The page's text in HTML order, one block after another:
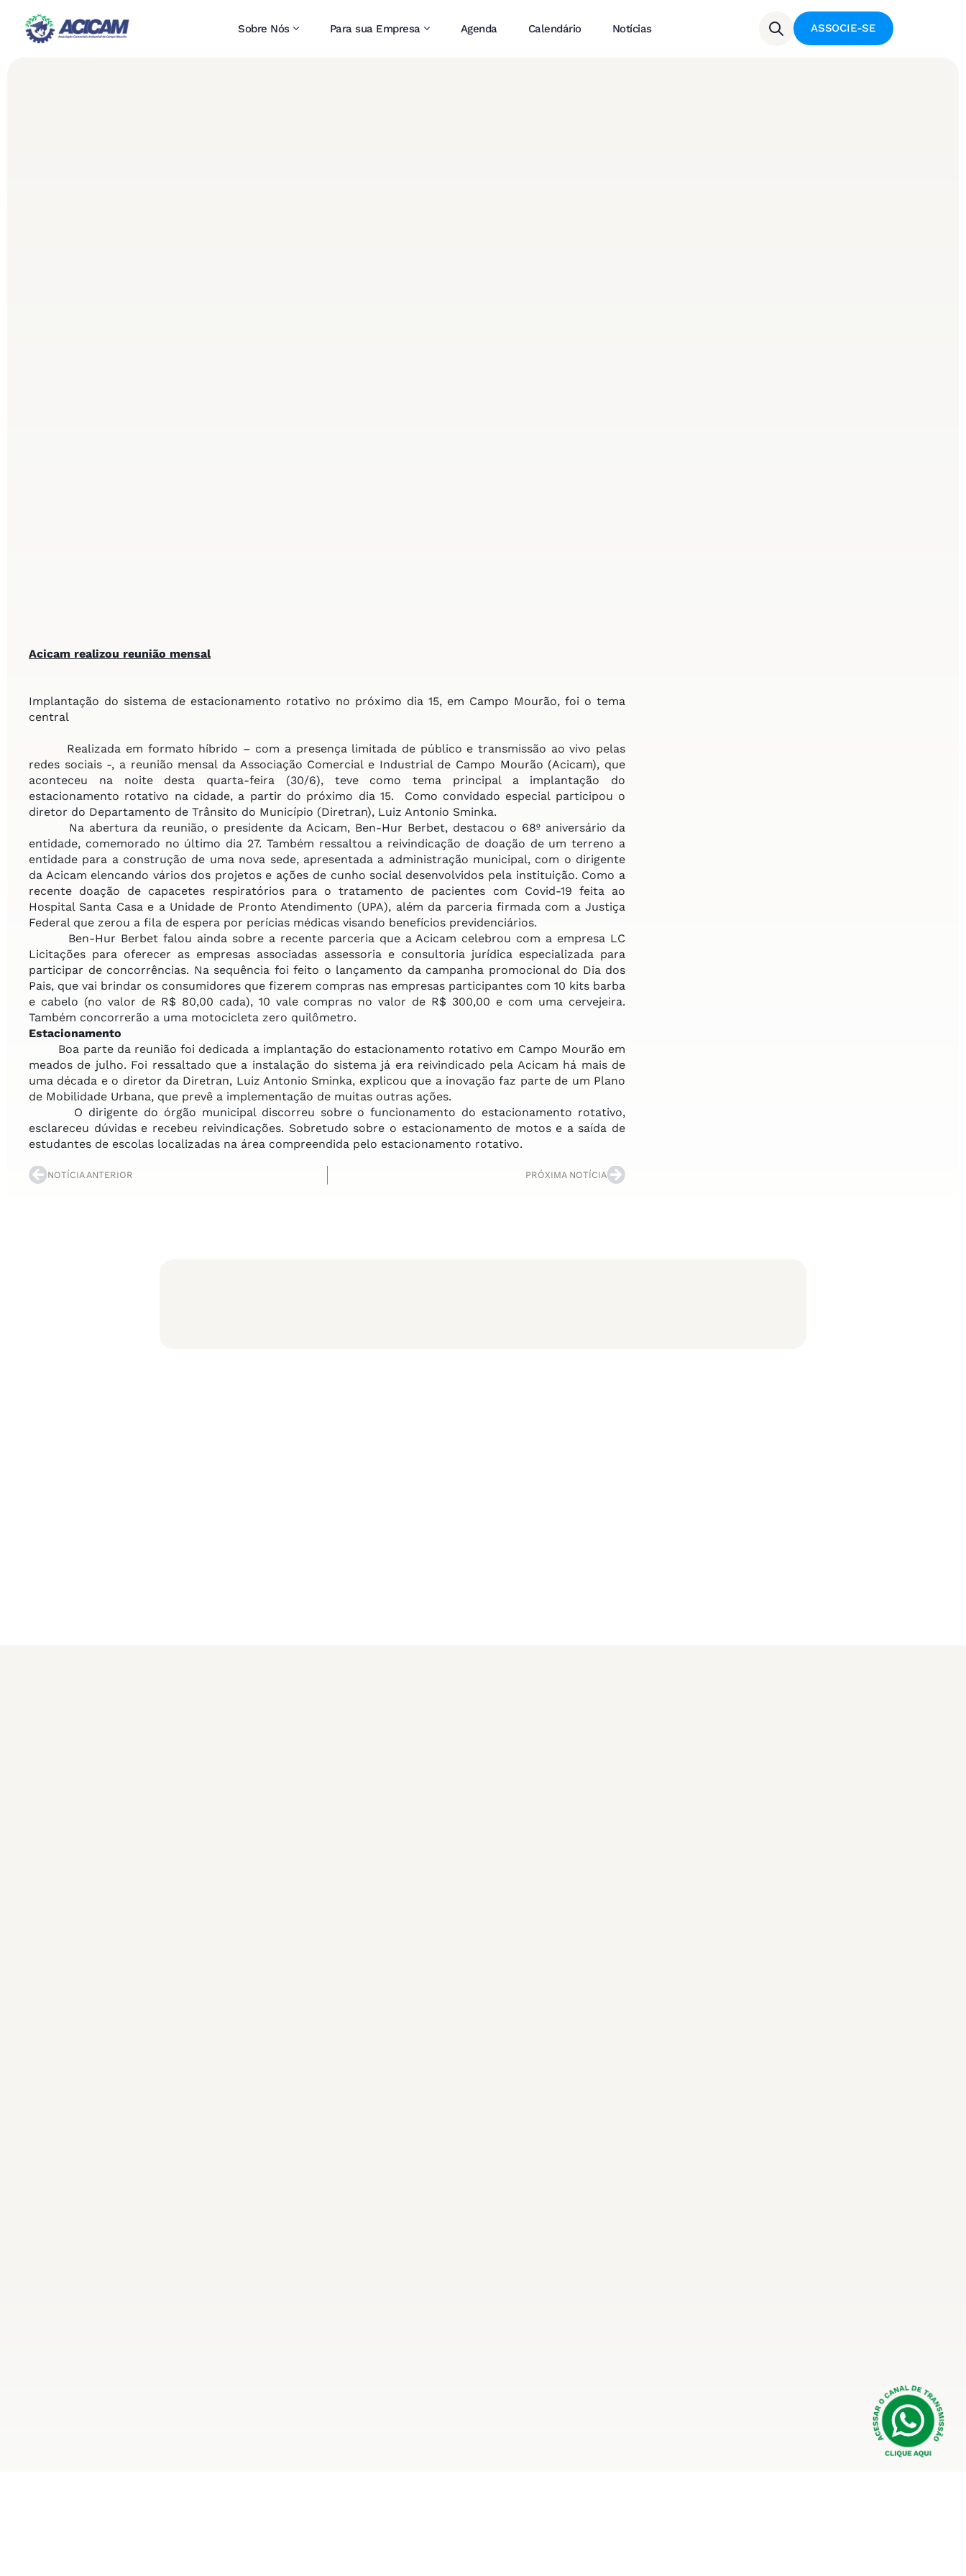
Sobre Nós Para sua Empresa Agenda Calendário Notícias ASSOCIE-SE
Acicam realizou reunião mensal
Implantação do sistema de estacionamento rotativo no próximo dia 15, em Campo Mourão, foi o tema
central
Realizada em formato híbrido – com a presença limitada de público e transmissão ao vivo pelas
redes sociais -, a reunião mensal da Associação Comercial e Industrial de Campo Mourão (Acicam), que
aconteceu na noite desta quarta-feira (30/6), teve como tema principal a implantação do
estacionamento rotativo na cidade, a partir do próximo dia 15. Como convidado especial participou o
diretor do Departamento de Trânsito do Município (Diretran), Luiz Antonio Sminka.
Na abertura da reunião, o presidente da Acicam, Ben-Hur Berbet, destacou o 68º aniversário da
entidade, comemorado no último dia 27. Também ressaltou a reivindicação de doação de um terreno a
entidade para a construção de uma nova sede, apresentada a administração municipal, com o dirigente
da Acicam elencando vários dos projetos e ações de cunho social desenvolvidos pela instituição. Como a
recente doação de capacetes respiratórios para o tratamento de pacientes com Covid-19 feita ao
Hospital Santa Casa e a Unidade de Pronto Atendimento (UPA), além da parceria firmada com a Justiça
Federal que zerou a fila de espera por perícias médicas visando benefícios previdenciários.
Ben-Hur Berbet falou ainda sobre a recente parceria que a Acicam celebrou com a empresa LC
Licitações para oferecer as empresas associadas assessoria e consultoria jurídica especializada para
participar de concorrências. Na sequência foi feito o lançamento da campanha promocional do Dia dos
Pais, que vai brindar os consumidores que fizerem compras nas empresas participantes com 10 kits barba
e cabelo (no valor de R$ 80,00 cada), 10 vale compras no valor de R$ 300,00 e com uma cervejeira.
Também concorrerão a uma motocicleta zero quilômetro.
Estacionamento
Boa parte da reunião foi dedicada a implantação do estacionamento rotativo em Campo Mourão em
meados de julho. Foi ressaltado que a instalação do sistema já era reivindicado pela Acicam há mais de
uma década e o diretor da Diretran, Luiz Antonio Sminka, explicou que a inovação faz parte de um Plano
de Mobilidade Urbana, que prevê a implementação de muitas outras ações.
O dirigente do órgão municipal discorreu sobre o funcionamento do estacionamento rotativo,
esclareceu dúvidas e recebeu reivindicações. Sobretudo sobre o estacionamento de motos e a saída de
estudantes de escolas localizadas na área compreendida pelo estacionamento rotativo.
NOTÍCIA ANTERIOR PRÓXIMA NOTÍCIA